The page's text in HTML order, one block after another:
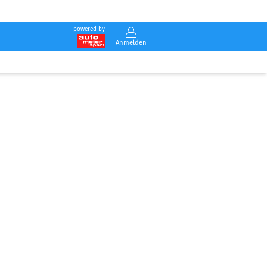
powered by
Anmelden